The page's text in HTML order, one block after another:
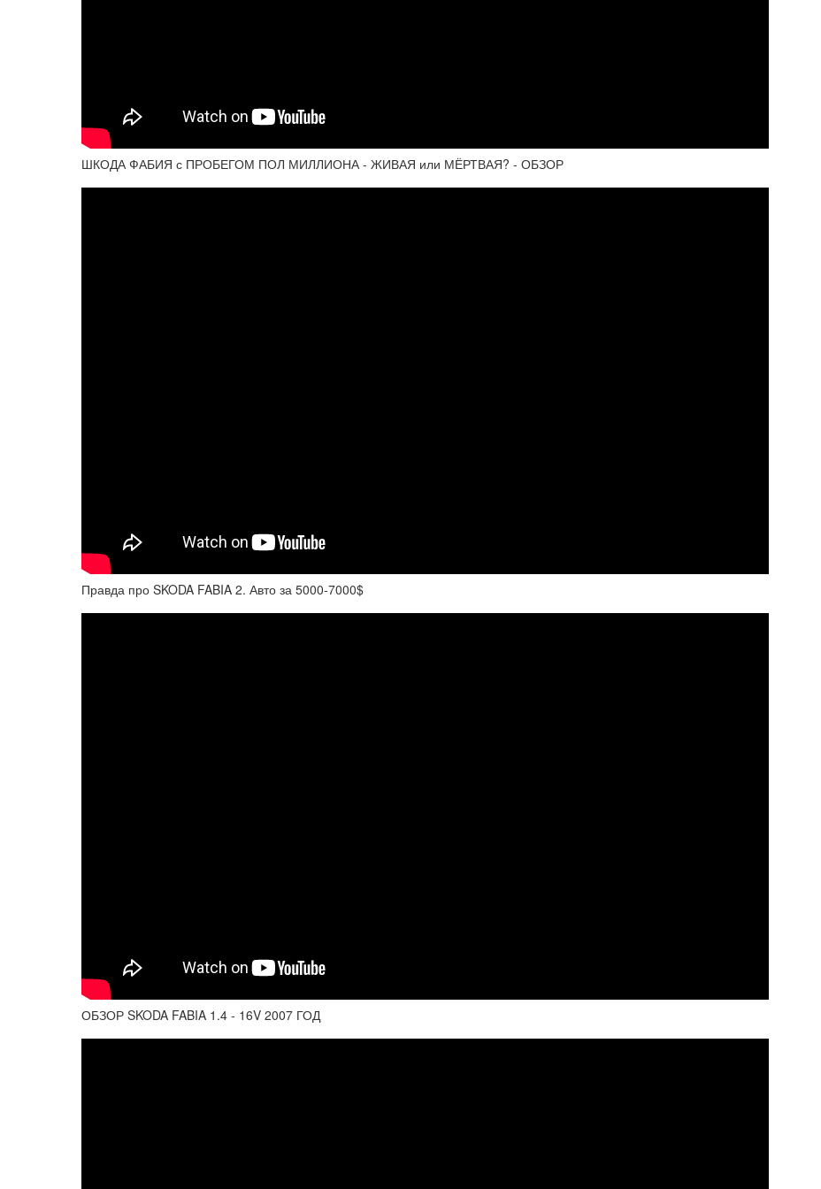
ШКОДА ФАБИЯ с ПРОБЕГОМ ПОЛ МИЛЛИОНА - ЖИВАЯ или МЁРТВАЯ? - ОБЗОР
Правда про SKODA FABIA 2. Авто за 5000-7000$
ОБЗОР SKODA FABIA 1.4 - 16V 2007 ГОД